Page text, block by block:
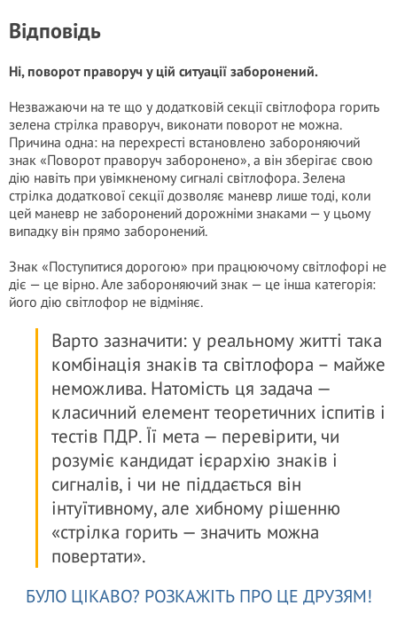
Відповідь
Ні, поворот праворуч у цій ситуації заборонений.
Незважаючи на те що у додатковій секції світлофора горить
зелена стрілка праворуч, виконати поворот не можна.
Причина одна: на перехресті встановлено забороняючий
знак «Поворот праворуч заборонено», а він зберігає свою
дію навіть при увімкненому сигналі світлофора. Зелена
стрілка додаткової секції дозволяє маневр лише тоді, коли
цей маневр не заборонений дорожніми знаками — у цьому
випадку він прямо заборонений.
Знак «Поступитися дорогою» при працюючому світлофорі не
діє — це вірно. Але забороняючий знак — це інша категорія:
його дію світлофор не відміняє.
Варто зазначити: у реальному житті така
комбінація знаків та світлофора – майже
неможлива. Натомість ця задача —
класичний елемент теоретичних іспитів і
тестів ПДР. Її мета — перевірити, чи
розуміє кандидат ієрархію знаків і
сигналів, і чи не піддається він
інтуїтивному, але хибному рішенню
«стрілка горить — значить можна
повертати».
БУЛО ЦІКАВО? РОЗКАЖІТЬ ПРО ЦЕ ДРУЗЯМ!